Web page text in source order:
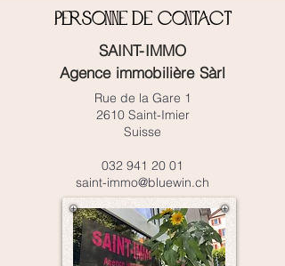
Personne de contact
SAINT-IMMO
Agence immobilière Sàrl
Rue de la Gare 1
2610 Saint-Imier
Suisse
032 941 20 01
saint-immo@bluewin.ch